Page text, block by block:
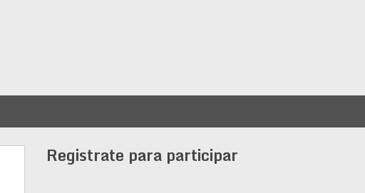
Registrate para participar